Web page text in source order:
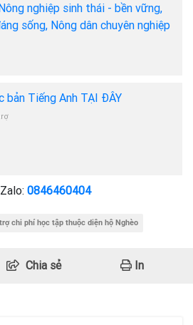
nghiệp sinh thái - bền vững,
sống, Nông dân chuyên nghiệp
bản Tiếng Anh TẠI ĐÂY
0846460404
chi phí học tập thuộc diện hộ Nghèo
Chia sẻ In